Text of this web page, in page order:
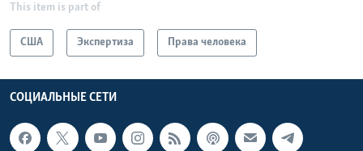
This item is part of
США Экспертиза Права человека
СОЦИАЛЬНЫЕ СЕТИ